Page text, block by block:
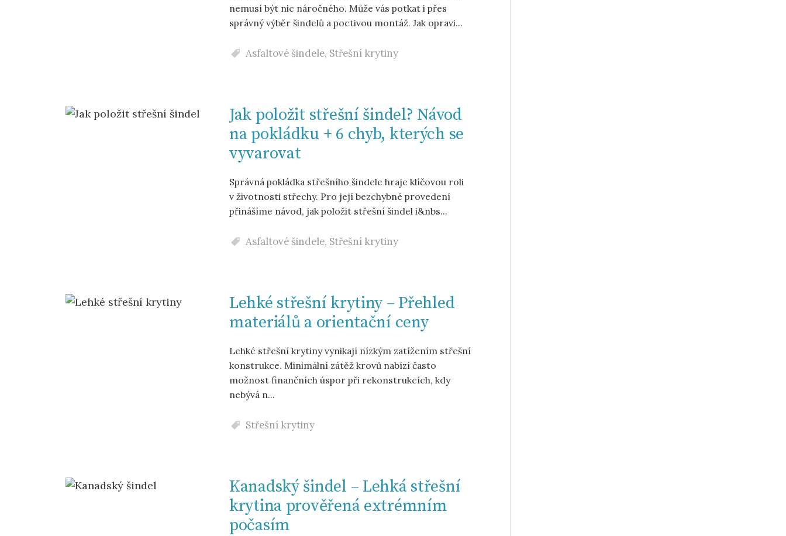
nemusí být nic náročného. Může vás potkat i přes
správný výběr šindelů a poctivou montáž. Jak opravi...
Asfaltové šindele, Střešní krytiny
Jak položit střešní šindel? Návod
na pokládku + 6 chyb, kterých se
vyvarovat
Správná pokládka střešního šindele hraje klíčovou roli
v životnosti střechy. Pro její bezchybné provedení
přinášíme návod, jak položit střešní šindel i&nbs...
Asfaltové šindele, Střešní krytiny
Lehké střešní krytiny – Přehled
materiálů a orientační ceny
Lehké střešní krytiny vynikají nízkým zatížením střešní
konstrukce. Minimální zátěž krovů nabízí často
možnost finančních úspor při rekonstrukcích, kdy
nebývá n...
Střešní krytiny
Kanadský šindel – Lehká střešní
krytina prověřená extrémním
počasím